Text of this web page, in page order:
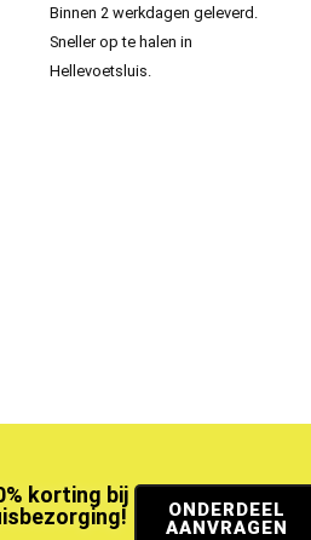
Binnen 2 werkdagen geleverd.
Sneller op te halen in
Hellevoetsluis.
korting bij
ONDERDEEL
AANVRAGEN